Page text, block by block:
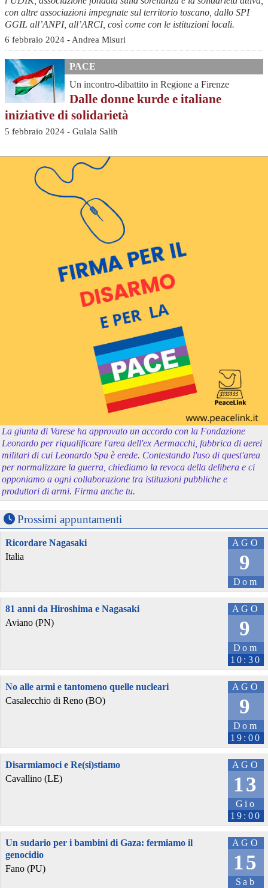
con altre associazioni impegnate sul territorio toscano, dallo SPI
GGIL all’ANPI, all’ARCI, così come con le istituzioni locali.
6 febbraio 2024 - Andrea Misuri
PACE
Un incontro-dibattito in Regione a Firenze
Dalle donne kurde e italiane
iniziative di solidarietà
5 febbraio 2024 - Gulala Salih
La giunta di Varese ha approvato un accordo con la Fondazione
Leonardo per riqualificare l'area dell'ex Aermacchi, fabbrica di aerei
militari di cui Leonardo Spa è erede. Contestando l'uso di quest'area
per normalizzare la guerra, chiediamo la revoca della delibera e ci
opponiamo a ogni collaborazione tra istituzioni pubbliche e
produttori di armi. Firma anche tu.
Prossimi appuntamenti
AGO
9
Dom
Ricordare Nagasaki
Italia
AGO
9
Dom
10:30
81 anni da Hiroshima e Nagasaki
Aviano (PN)
AGO
9
Dom
19:00
No alle armi e tantomeno quelle nucleari
Casalecchio di Reno (BO)
AGO
13
Gio
19:00
Disarmiamoci e Re(si)stiamo
Cavallino (LE)
AGO
15
Sab
Un sudario per i bambini di Gaza: fermiamo il
genocidio
Fano (PU)